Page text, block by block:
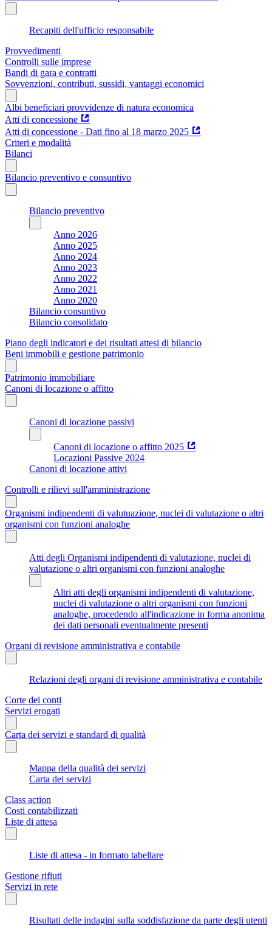
Recapiti dell'ufficio responsabile
Provvedimenti
Controlli sulle imprese
Bandi di gara e contratti
Sovvenzioni, contributi, sussidi, vantaggi economici
Albi beneficiari provvidenze di natura economica
Atti di concessione
Atti di concessione - Dati fino al 18 marzo 2025
Criteri e modalità
Bilanci
Bilancio preventivo e consuntivo
Bilancio preventivo
Anno 2026
Anno 2025
Anno 2024
Anno 2023
Anno 2022
Anno 2021
Anno 2020
Bilancio consuntivo
Bilancio consolidato
Piano degli indicatori e dei risultati attesi di bilancio
Beni immobili e gestione patrimonio
Patrimonio immobiliare
Canoni di locazione o affitto
Canoni di locazione passivi
Canoni di locazione o affitto 2025
Locazioni Passive 2024
Canoni di locazione attivi
Controlli e rilievi sull'amministrazione
Organismi indipendenti di valutuazione, nuclei di valutazione o altri
organismi con funzioni analoghe
Atti degli Organismi indipendenti di valutazione, nuclei di
valutazione o altri organismi con funzioni analoghe
Altri atti degli organismi indipendenti di valutazione,
nuclei di valutazione o altri organismi con funzioni
analoghe, procedendo all'indicazione in forma anonima
dei dati personali eventualmente presenti
Organi di revisione amministrativa e contabile
Relazioni degli organi di revisione amministrativa e contabile
Corte dei conti
Servizi erogati
Carta dei servizi e standard di qualità
Mappa della qualità dei servizi
Carta dei servizi
Class action
Costi contabilizzati
Liste di attesa
Liste di attesa - in formato tabellare
Gestione rifiuti
Servizi in rete
Risultati delle indagini sulla soddisfazione da parte degli utenti